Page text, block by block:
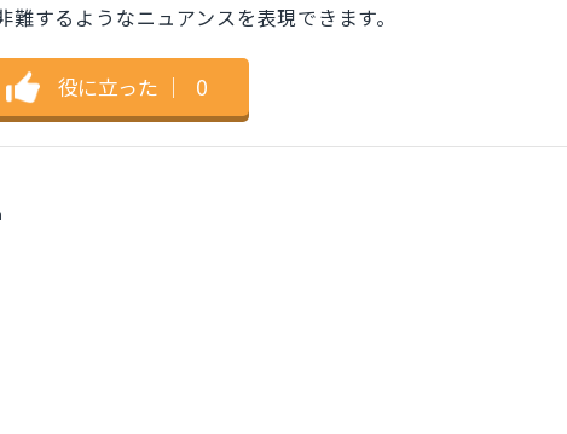
するようなニュアンスを表現できます。
役に立った ｜ 0